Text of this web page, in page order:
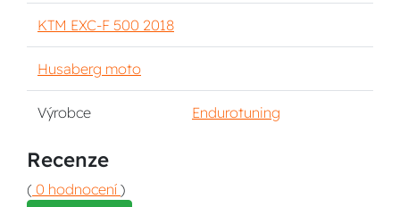
KTM EXC-F 500 2018
Husaberg moto
Výrobce Endurotuning
Recenze
( 0 hodnocení )